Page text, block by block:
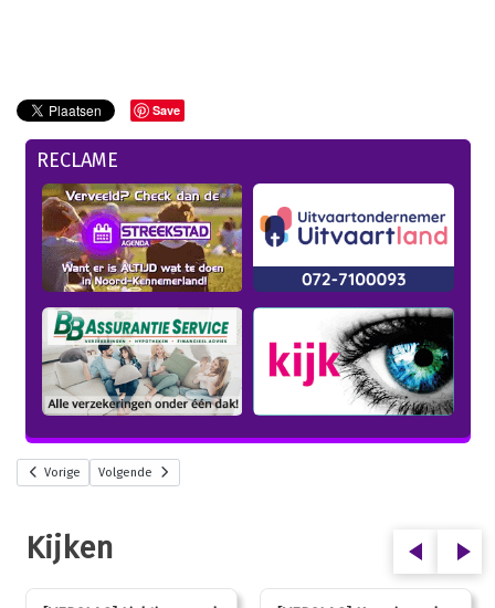
Save
RECLAME
Vorige Volgende
Kijken